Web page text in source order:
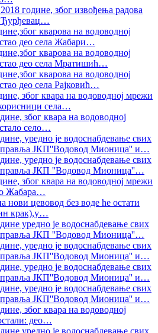
године, због извођења радова
…
кварова на водоводној
део села Жабари…
кварова на водоводној
део села Мратишић…
кварова на водоводној
део села Рајковић…
због квара на водоводној мрежи
села…
због квара на водоводној
село…
уредно је водоснабдевање свих
ЈКП''Водовод Мионица'' и…
уредно је водоснабдевање свих
ЈКП ''Водовод Мионица''…
због квара на водоводној мрежи
Жабара…
нови цевовод без воде ће остати
крак),у…
уредно је водоснабдевање свих
ЈКП ''Водовод Мионица''…
уредно је водоснабдевање свих
ЈКП''Водовод Мионица'' и…
уредно је водоснабдевање свих
ЈКП''Водовод Мионица'' и…
уредно је водоснабдевање свих
ЈКП''Водовод Мионица'' и…
због квара на водоводној
део…
уредно је водоснабдевање свих